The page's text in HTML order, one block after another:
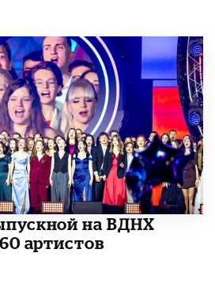
на ВДНХ
артистов